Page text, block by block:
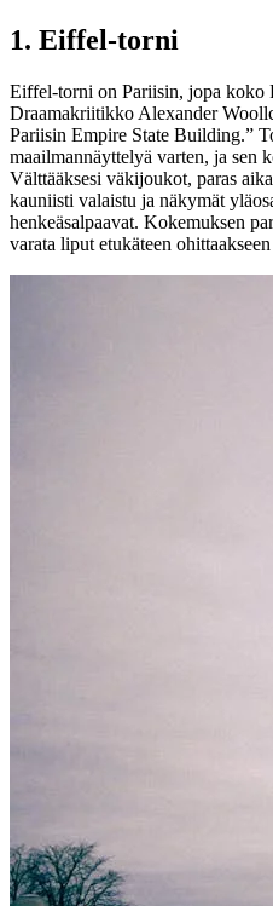
1. Eiffel-torni
Eiffel-torni on Pariisin, jopa koko
Draamakriitikko Alexander
Pariisin Empire State Building.”
maailmannäyttelyä varten, ja sen
Välttääksesi väkijoukot, paras
kauniisti valaistu ja näkymät
henkeäsalpaavat. Kokemuksen
varata liput etukäteen